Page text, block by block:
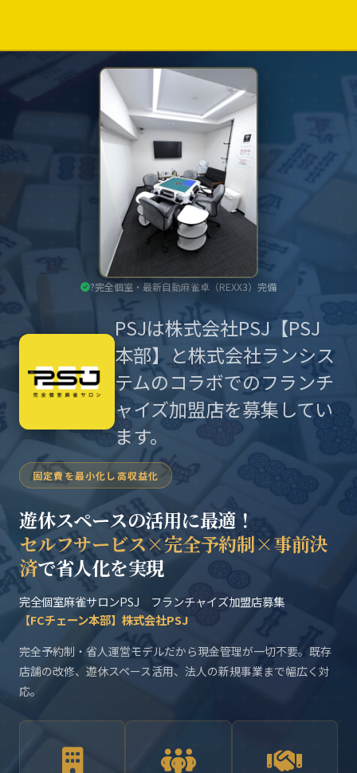
無料で資料請求
PSJは株式会社PSJ【PSJ
本部】と株式会社ランシス
テムのコラボでのフランチ
ャイズ加盟店を募集してい
ます。
固定費を最小化し高収益化
遊休スペースの活用に最適！
セルフサービス×完全予約制×事前決
済で省人化を実現
完全個室麻雀サロンPSJ フランチャイズ加盟店募集
【FCチェーン本部】株式会社PSJ
完全予約制・省人運営モデルだから現金管理が一切不要。既存
店舗の改修、遊休スペース活用、法人の新規事業まで幅広く対
応。
?完全個室・最新自動麻雀卓（REXX3）完備